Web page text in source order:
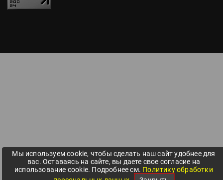
Мы используем cookie, чтобы сделать наш сайт удобнее для
вас. Оставаясь на сайте, вы даете свое согласие на
использование cookie. Подробнее см. Политику обработки